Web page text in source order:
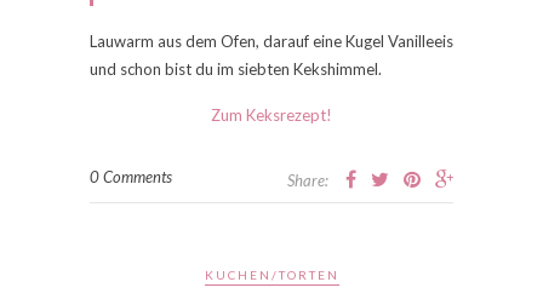
Lauwarm aus dem Ofen, darauf eine Kugel Vanilleeis
und schon bist du im siebten Kekshimmel.
Zum Keksrezept!
0 Comments Share:
KUCHEN/TORTEN